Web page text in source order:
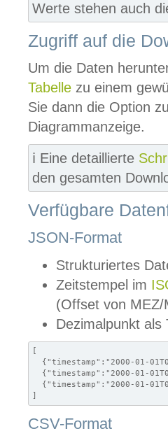
Werte stehen auch
Zugriff auf die
Um die Daten
Tabelle zu einem
Sie dann die Option
Diagrammanzeige.
ℹ️ Eine detaillierte
den gesamten
Verfügbare
JSON-Format
Strukturiertes
Zeitstempel im
(Offset von MEZ/
Dezimalpunkt als
[
{"timestamp":"2000-01-
{"timestamp":"2000-01-
{"timestamp":"2000-01-
]
CSV-Format